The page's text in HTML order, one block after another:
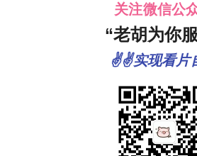
关注微信公
“老胡为你
✌✌实现看片